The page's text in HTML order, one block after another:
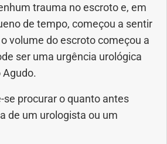
trauma no escroto e, em
de tempo, começou a sentir
volume do escroto começou a
ser uma urgência urológica
se procurar o quanto antes
de um urologista ou um